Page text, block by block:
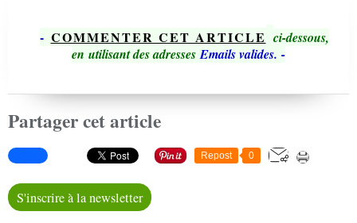
- COMMENTER CET ARTICLE ci-dessous,
en utilisant des adressesEmails valides. -
Partager cet article
Repost 0
S'inscrire à la newsletter